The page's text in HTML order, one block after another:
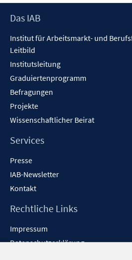
Footer
Das IAB
Institut für Arbeitsmarkt- und
Leitbild
Institutsleitung
Graduiertenprogramm
Befragungen
Projekte
Wissenschaftlicher Beirat
Services
Presse
IAB-Newsletter
Kontakt
Rechtliche Links
Impressum
Datenschutzerklärung